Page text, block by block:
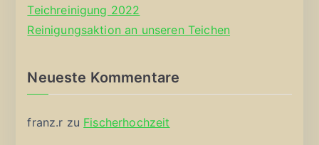
Teichreinigung 2022
Reinigungsaktion an unseren Teichen
Neueste Kommentare
franz.r zu Fischerhochzeit